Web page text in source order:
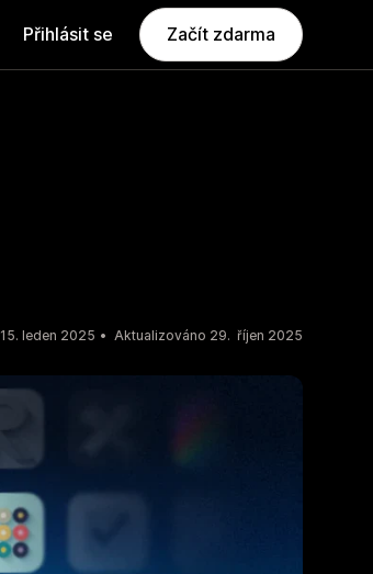
Přihlásit se Začít zdarma
15. leden 2025 Aktualizováno 29. říjen 2025